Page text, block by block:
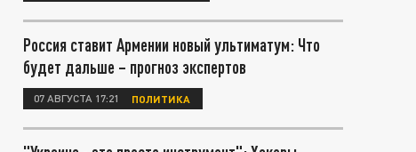
Россия ставит Армении новый ультиматум: Что
будет дальше – прогноз экспертов
07 АВГУСТА 17:21 ПОЛИТИКА